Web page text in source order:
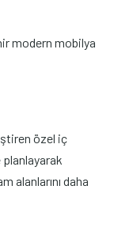
modern mobilya
özel iç
planlayarak
alanlarını daha